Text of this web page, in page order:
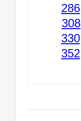
286
308
330
352